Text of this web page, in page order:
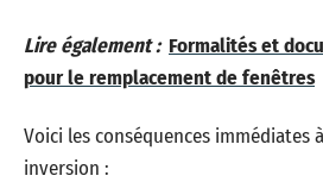
Lire également : Formalités et
pour le remplacement de fenêtres
Voici les conséquences immédiates
inversion :